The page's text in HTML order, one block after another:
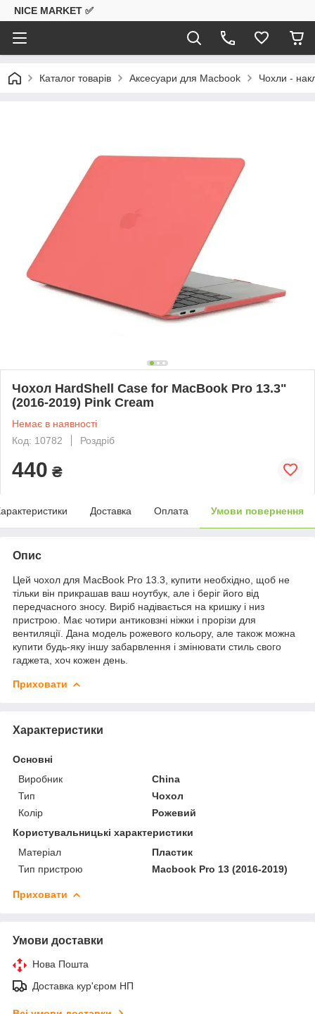
NICE MARKET ✅
Каталог товарів Аксесуари для Macbook Чохли -
Чохол HardShell Case for MacBook Pro 13.3"
(2016-2019) Pink Cream
Немає в наявності
Код: 10782
Роздріб
440 ₴
Доставка Оплата Умови повернення
Опис
Цей чохол для MacBook Pro 13.3, купити необхідно, щоб не
тільки він прикрашав ваш ноутбук, але і беріг його від
передчасного зносу. Виріб надівається на кришку і низ
пристрою. Має чотири антиковзні ніжки і прорізи для
вентиляції. Дана модель рожевого кольору, але також можна
купити будь-яку іншу забарвлення і змінювати стиль свого
гаджета, хоч кожен день.
Приховати
Характеристики
Основні
Виробник
China
Тип
Чохол
Колір
Рожевий
Користувальницькі характеристики
Матеріал
Пластик
Тип пристрою
Macbook Pro 13 (2016-2019)
Приховати
Умови доставки
Нова Пошта
Доставка кур'єром НП